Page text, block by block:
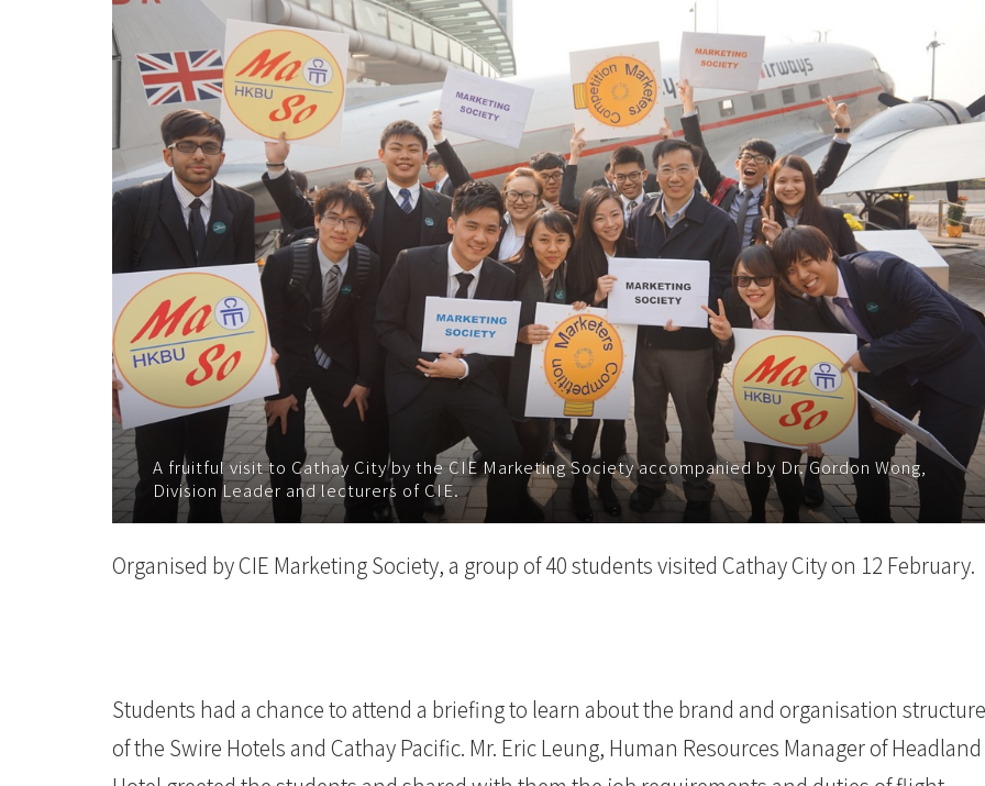
A fruitful visit to Cathay City by the CIE Marketing Society accompanied by Dr. Gordon Wong,
Division Leader and lecturers of CIE.
Organised by CIE Marketing Society, a group of 40 students visited Cathay City on 12 February.
Students had a chance to attend a briefing to learn about the brand and organisation structure
of the Swire Hotels and Cathay Pacific. Mr. Eric Leung, Human Resources Manager of Headland